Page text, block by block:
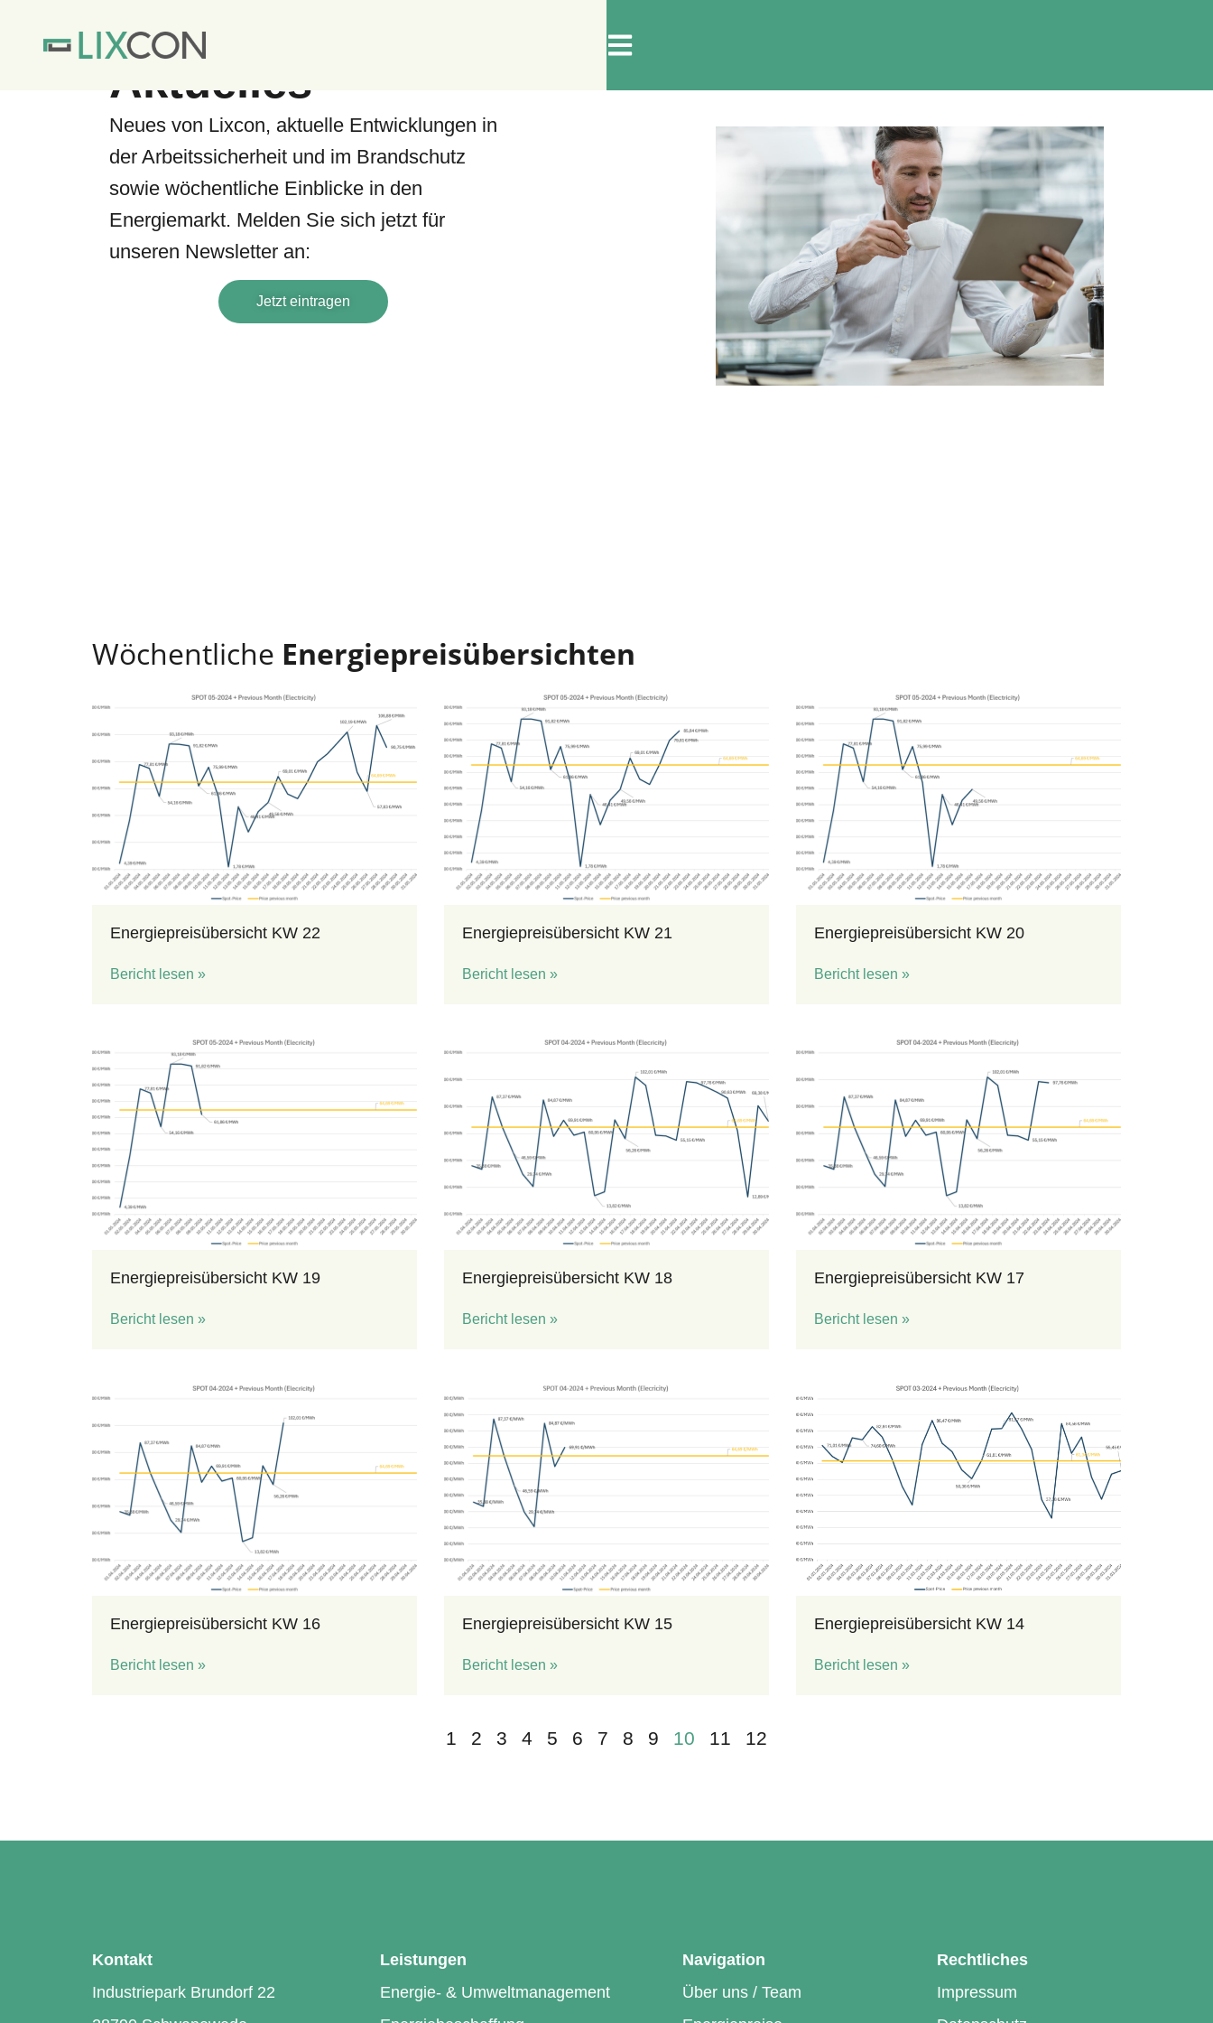
STARTSEITE ARBEITSSICHERHEIT
Aktuelles
Neues von Lixcon, aktuelle Entwicklungen in
der Arbeitssicherheit und im Brandschutz
sowie wöchentliche Einblicke in den
Energiemarkt. Melden Sie sich jetzt für
unseren Newsletter an:
Jetzt eintragen
Wöchentliche Energiepreisübersichten
Energiepreisübersicht KW 22
Bericht lesen »
Energiepreisübersicht KW 21
Bericht lesen »
Energiepreisübersicht KW 20
Bericht lesen »
Energiepreisübersicht KW 19
Bericht lesen »
Energiepreisübersicht KW 18
Bericht lesen »
Energiepreisübersicht KW 17
Bericht lesen »
Energiepreisübersicht KW 16
Bericht lesen »
Energiepreisübersicht KW 15
Bericht lesen »
Energiepreisübersicht KW 14
Bericht lesen »
1 2 3 4 5 6 7 8 9 10 11 12
Kontakt
Industriepark Brundorf 22
Leistungen
Energie- & Umweltmanagement
Navigation
Über uns / Team
Rechtliches
Impressum